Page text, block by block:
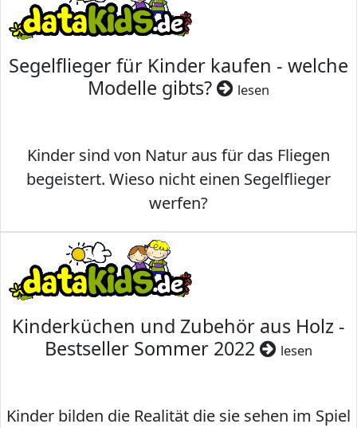
Segelflieger für Kinder kaufen - welche
Modelle gibts?
lesen
Kinder sind von Natur aus für das Fliegen
begeistert. Wieso nicht einen Segelflieger
werfen?
Kinderküchen und Zubehör aus Holz -
Bestseller Sommer 2022
lesen
Kinder bilden die Realität die sie sehen im Spiel